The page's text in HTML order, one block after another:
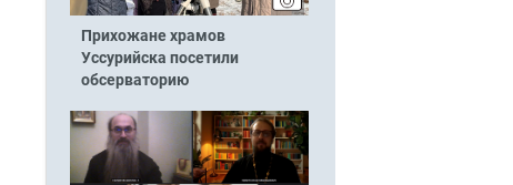
Прихожане храмов
Уссурийска посетили
обсерваторию